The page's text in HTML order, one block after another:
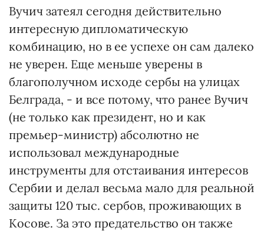
Вучич затеял сегодня действительно
интересную дипломатическую
комбинацию, но в ее успехе он сам далеко
не уверен. Еще меньше уверены в
благополучном исходе сербы на улицах
Белграда, - и все потому, что ранее Вучич
(не только как президент, но и как
премьер-министр) абсолютно не
использовал международные
инструменты для отстаивания интересов
Сербии и делал весьма мало для реальной
защиты 120 тыс. сербов, проживающих в
Косове. За это предательство он также